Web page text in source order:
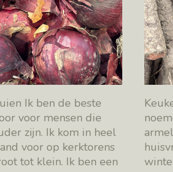
Ik ben de beste
voor mensen die
zijn. Ik kom in heel
voor op kerktorens
tot klein. Ik ben een